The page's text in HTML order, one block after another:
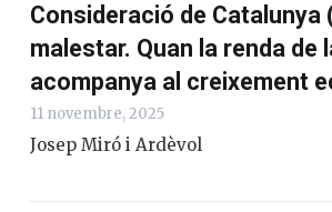
Consideració de Catalunya
malestar. Quan la renda de
acompanya al creixement
11 novembre, 2025
Josep Miró i Ardèvol